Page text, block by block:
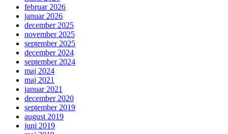
februar 2026
januar 2026
december 2025
november 2025
september 2025
december 2024
september 2024
maj 2024
maj 2021
januar 2021
december 2020
september 2019
august 2019
juni 2019